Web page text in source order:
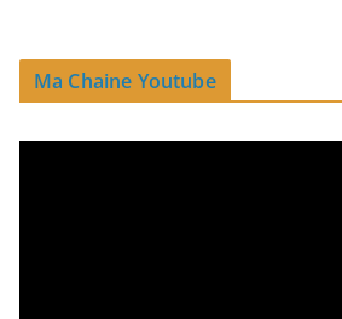
Ma Chaine Youtube